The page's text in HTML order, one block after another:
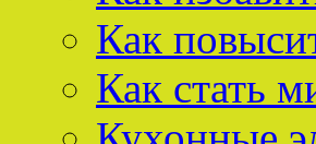
Как
Как стать